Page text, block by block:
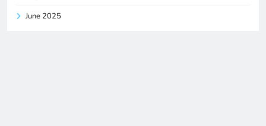
June 2025